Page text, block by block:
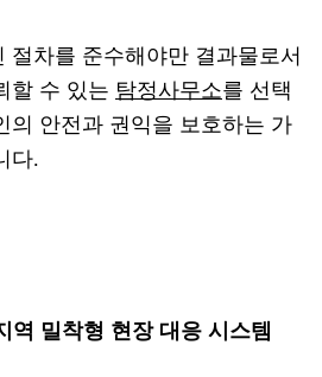
절차를 준수해야만 결과물로서
할 수 있는 탐정사무소를 선택
의 안전과 권익을 보호하는 가
다.
역 밀착형 현장 대응 시스템